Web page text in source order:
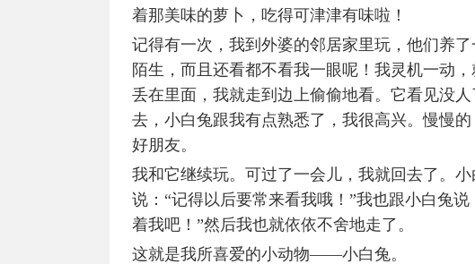
着那美味的萝卜，吃得可津津有味啦！
记得有一次，我到外婆的邻居家里玩，他们养
陌生，而且还看都不看我一眼呢！我灵机一动
丢在里面，我就走到边上偷偷地看。它看见没
去，小白兔跟我有点熟悉了，我很高兴。慢慢
好朋友。
我和它继续玩。可过了一会儿，我就回去了。
说：“记得以后要常来看我哦！”我也跟小白兔
着我吧！”然后我也就依依不舍地走了。
这就是我所喜爱的小动物——小白兔。